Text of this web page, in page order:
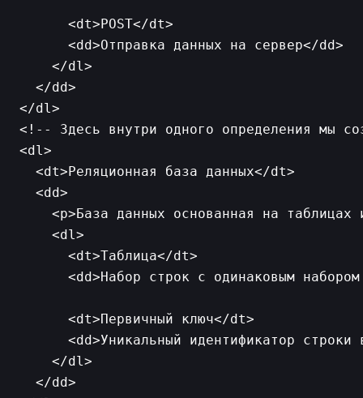
      <dt>POST</dt>
      <dd>Отправка данных на сервер</dd>
    </dl>
  </dd>
<!-- Здесь внутри одного определения мы
<dl>
  <dt>Реляционная база данных</dt>
  <dd>
<p>База данных основанная на таблицах
    <dl>
      <dt>Таблица</dt>
<dd>Набор строк с одинаковым
      <dt>Первичный ключ</dt>
<dd>Уникальный идентификатор строки
    </dl>
  </dd>